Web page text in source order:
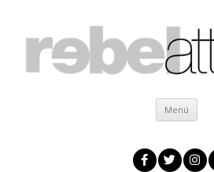
Menú Ir